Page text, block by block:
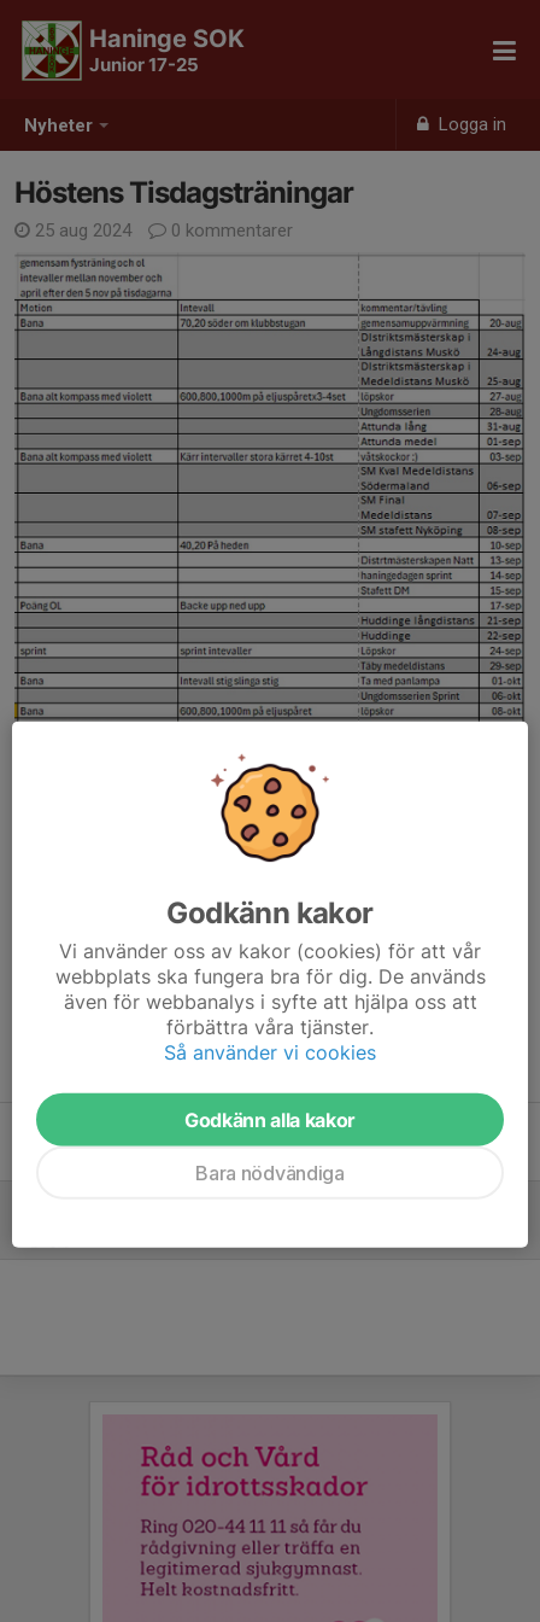
Nyheter Logga in
Haninge SOK
Junior 17-25
Höstens Tisdagsträningar
25 aug 2024 0 kommentarer
Höstens tisdags träningar för motions gruppen och intervall
Dela nyhet
Tidigare nyheter
Samåkning till torsdagsträning 28/5
Godkänn kakor
Vi använder oss av kakor (cookies) för att vår
webbplats ska fungera bra för dig. De används
även för webbanalys i syfte att hjälpa oss att
förbättra våra tjänster.
Så använder vi cookies
Godkänn alla kakor
Bara nödvändiga